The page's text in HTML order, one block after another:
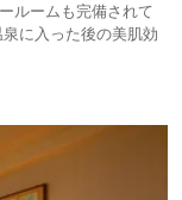
ルームも完備されて
に入った後の美肌効